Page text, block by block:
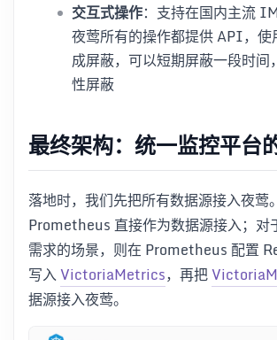
交互式操作：支持在国内主流
夜莺所有的操作都提供 API，
成屏蔽，可以短期屏蔽一段时间
性屏蔽
最终架构：统一监控平台
落地时，我们先把所有数据源接入夜莺
Prometheus 直接作为数据源接入；对
需求的场景，则在 Prometheus 配置
写入VictoriaMetrics，再把
据源接入夜莺。